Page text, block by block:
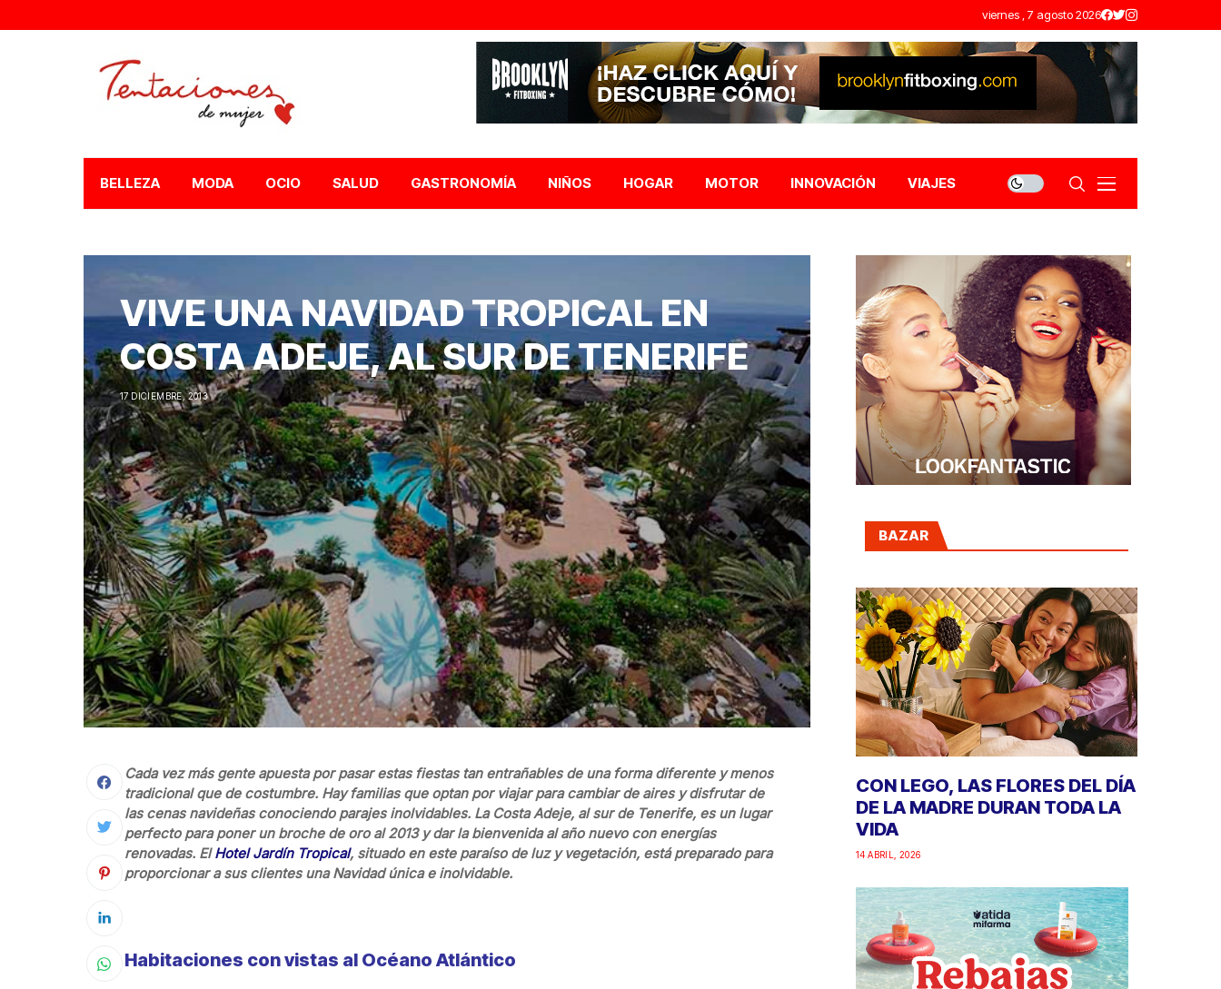
viernes , 7 agosto 2026
BELLEZA MODA OCIO SALUD GASTRONOMÍA NIÑOS HOGAR MOTOR INNOVACIÓN VIAJES
VIVE UNA NAVIDAD TROPICAL EN
COSTA ADEJE, AL SUR DE TENERIFE
17 DICIEMBRE, 2013
Cada vez más gente apuesta por pasar estas fiestas tan entrañables de una forma diferente y menos
tradicional que de costumbre. Hay familias que optan por viajar para cambiar de aires y disfrutar de
las cenas navideñas conociendo parajes inolvidables. La Costa Adeje, al sur de Tenerife, es un lugar
perfecto para poner un broche de oro al 2013 y dar la bienvenida al año nuevo con energías
renovadas. ElHotel Jardín Tropical, situado en este paraíso de luz y vegetación, está preparado para
proporcionar a sus clientes una Navidad única e inolvidable.
Habitaciones con vistas al Océano Atlántico
BAZAR
CON LEGO, LAS FLORES DEL DÍA
DE LA MADRE DURAN TODA LA
VIDA
14 ABRIL, 2026